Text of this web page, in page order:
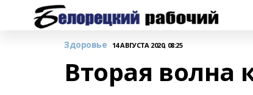
Здоровье 14 АВГУСТА 2020, 08:25
Вторая волна